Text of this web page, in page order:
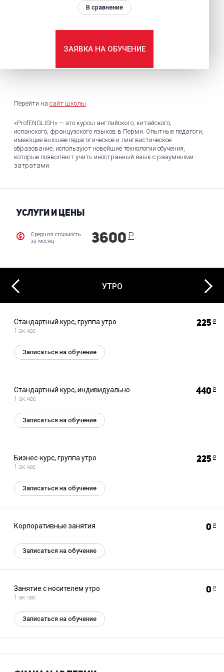
ЗАЯВКА НА ОБУЧЕНИЕ
В сравнение
Перейти на сайт школы
«ProfENGLISH» — это курсы английского, китайского,
испанского, французского языков в Перми. Опытные педагоги,
имеющие высшее педагогическое и лингвистическое
образование, используют новейшие технологии обучения,
которые позволяют учить иностранный язык с разумными
затратами.
УСЛУГИ И ЦЕНЫ
Средняя стоимость
за месяц
3600 Р
Previous УТРО
Стандартный курс, группа утро
1 ак.час
225 Р
Записаться на обучение
Стандартный курс, индивидуально
1 ак.час
440 Р
Записаться на обучение
Бизнес-курс, группа утро
1 ак.час
225 Р
Записаться на обучение
Корпоративные занятия 0 Р
Записаться на обучение
Занятие с носителем утро
1 ак.час
0 Р
Записаться на обучение
Next